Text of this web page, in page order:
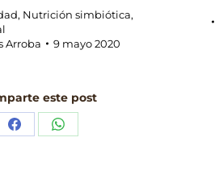
, Nutrición simbiótica,
Arroba 9 mayo 2020
este post
Share Share